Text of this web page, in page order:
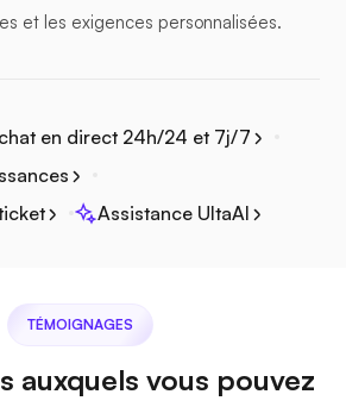
et les exigences personnalisées.
en direct 24h/24 et 7j/7
Assistance UltaAI
TÉMOIGNAGES
auxquels vous pouvez